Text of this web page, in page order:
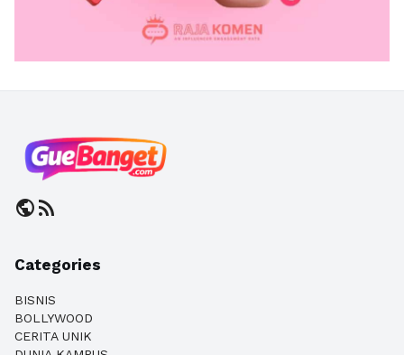
publicrss_feed
Categories
BISNIS
BOLLYWOOD
CERITA UNIK